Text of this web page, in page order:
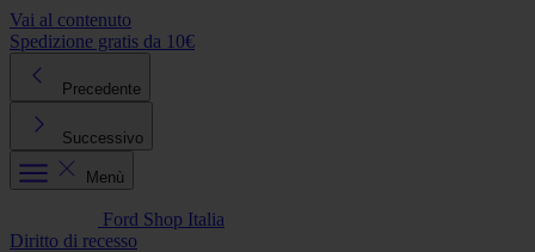
Vai al contenuto
Spedizione gratis da 10€
Precedente
Successivo
Menù
Ford Shop Italia
Diritto di recesso